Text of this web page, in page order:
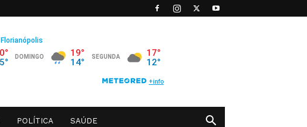
POLÍTICA SAÚDE